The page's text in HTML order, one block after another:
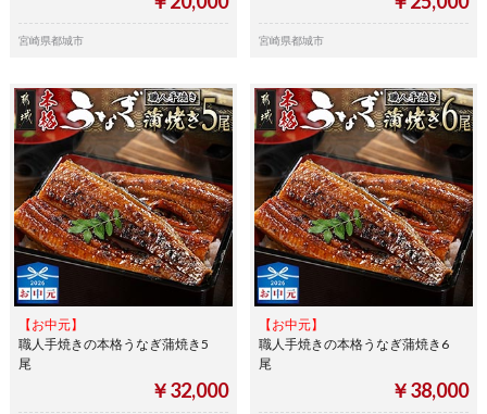
宮崎県都城市 宮崎県都城市
【お中元】
職人手焼きの本格うなぎ蒲焼き5
尾
￥32,000
【お中元】
職人手焼きの本格うなぎ蒲焼き6
尾
￥38,000